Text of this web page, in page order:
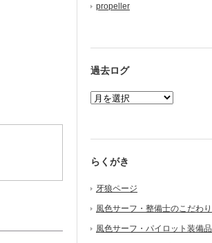
propeller
過去ログ
らくがき
牙狼ページ
風色サーフ・整備士のこだわり
風色サーフ・パイロット装備品